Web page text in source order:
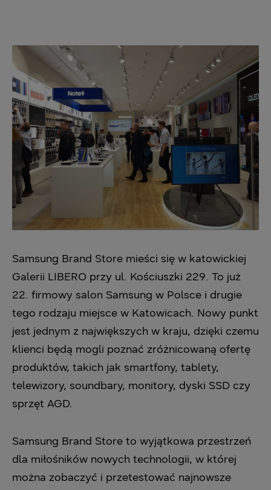
Samsung Brand Store mieści się w katowickiej
Galerii LIBERO przy ul. Kościuszki 229. To już
22. firmowy salon Samsung w Polsce i drugie
tego rodzaju miejsce w Katowicach. Nowy punkt
jest jednym z największych w kraju, dzięki czemu
klienci będą mogli poznać zróżnicowaną ofertę
produktów, takich jak smartfony, tablety,
telewizory, soundbary, monitory, dyski SSD czy
sprzęt AGD.
Samsung Brand Store to wyjątkowa przestrzeń
dla miłośników nowych technologii, w której
można zobaczyć i przetestować najnowsze